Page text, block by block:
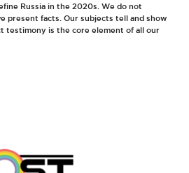
Russia in the 2020s. We do not
present facts. Our subjects tell and show
testimony is the core element of all our